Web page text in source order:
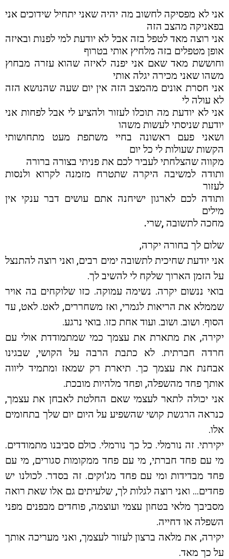
אני לא מפסיקה לחשוב מה יהיה שאני יתחיל שידוכים אני
בפאניקה מהצב הזה
אני רוצה מאד לטפל בזה אבל לא יודעת למי לפנות ובאיזה
אופן מטפלים בזה מלחיץ אותי בטרוף
וחוששת מאד שאם אני יפנה לאיזה שהוא עזרה מבחוץ
משהו שאני מכירה יגלה אותי
אני חסרת אונים מהמצב הזה אין יום שעה שהנושא הזה
לא עולה לי
אני לא יודעת מה תוכלו לעזור ולהציע לי אבל לפחות אני
יודעת שניסתי לעשות משהו
ושאני פעם ראשונה בחיי משתפת מעט מתחושותי
הקשות שעולות לי כל יום
מקווה שהצלחתי לעביר לכם את פניתי בצורה ברורה
ותודה למשיבה היקרה שתטרח מזמנה לקרוא ולנסות
לעזור
ותודה לכם לארגון ישיחנה אתם עושים דבר ענקי אין
מילים
מחכה לתשובה ,שרי.
שלום לך בחורה יקרה,
אני יודעת שחיכית לתשובה ימים רבים, ואני רוצה להתנצל
על הזמן הארוך שלקח לי להשיב לך.
בואי ננשום יקרה. נשימה עמוקה. כזו שלוקחים בה אויר
שממלא את הריאות לגמרי, ואז משחררים, לאט. לאט, עד
הסוף. ושוב. ושוב. ועוד אחת כזו. בואי נרגע.
יקירה, את מתארת את עצמך כמי שמתמודדת אולי עם
חרדה חברתית. לא כתבת הרבה על הקושי, שבגינו
אבחנת את עצמך כך. תיארת רק שמאז ומתמיד ליווה
אותך פחד מהשפלה, ופחד מלהיות מובכת.
אני יכולה לתאר לעצמי שאם החלטת לאבחן את עצמך,
כנראה הרגשת קושי שהשפיע על היום יום שלך בתחומים
אלו.
יקירתי. זה נורמלי. כל כך נורמלי. כולם סביבנו מתמודדים.
מי עם פחד חברתי, מי עם פחד ממקומות סגורים, מי עם
פחד מבדידות ומי עם פחד מג'וקים. זה בסדר. לכולנו יש
פחדים… ואני רוצה לגלות לך, שלעיתים גם אלו שאת רואה
מסביבך מלאי בטחון עצמי ועוצמה, פוחדים מבפנים מפני
השפלה או דחייה.
יקירה, את מלאה ברצון לעזור לעצמך, ואני מעריכה אותך
על כך מאד.